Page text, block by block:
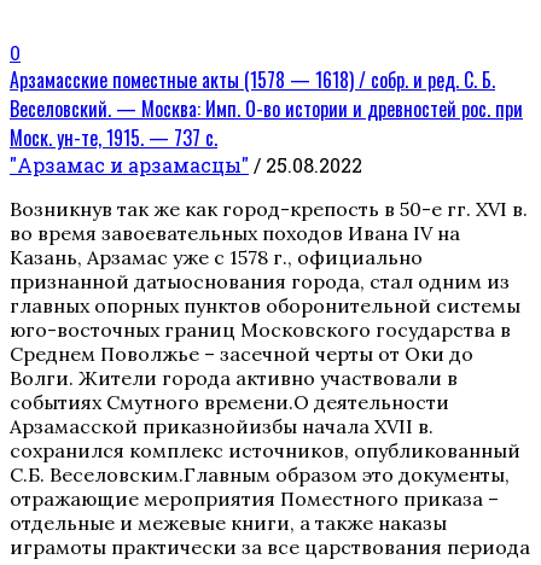
0
Арзамасские поместные акты (1578 — 1618) / собр. и ред. С. Б.
Веселовский. — Москва: Имп. О-во истории и древностей рос. при
Моск. ун-те, 1915. — 737 с.
"Арзамас и арзамасцы" / 25.08.2022
Возникнув так же как город-крепость в 50-е гг. XVI в.
во время завоевательных походов Ивана IV на
Казань, Арзамас уже с 1578 г., официально
признанной датыоснования города, стал одним из
главных опорных пунктов оборонительной системы
юго-восточных границ Московского государства в
Среднем Поволжье – засечной черты от Оки до
Волги. Жители города активно участвовали в
событиях Смутного времени.О деятельности
Арзамасской приказнойизбы начала XVII в.
сохранился комплекс источников, опубликованный
С.Б. Веселовским.Главным образом это документы,
отражающие мероприятия Поместного приказа –
отдельные и межевые книги, а также наказы
играмоты практически за все царствования периода